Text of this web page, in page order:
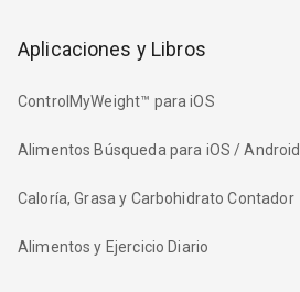
Aplicaciones y Libros
ControlMyWeight™ para iOS
Alimentos Búsqueda para iOS / Android
Caloría, Grasa y Carbohidrato Contador
Alimentos y Ejercicio Diario